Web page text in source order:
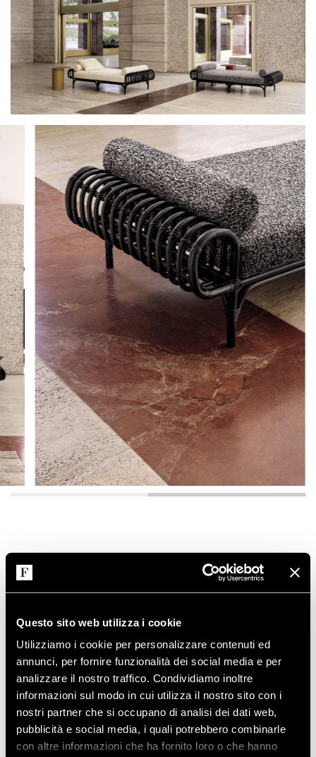
Questo sito web utilizza i cookie
Utilizziamo i cookie per personalizzare contenuti ed
annunci, per fornire funzionalità dei social media e per
analizzare il nostro traffico. Condividiamo inoltre
informazioni sul modo in cui utilizza il nostro sito con i
nostri partner che si occupano di analisi dei dati web,
pubblicità e social media, i quali potrebbero combinarle
con altre informazioni che ha fornito loro o che hanno
Con il nuovo Daybed Pan, Gordon Guillaumier rende
omaggio ai grandi classici del design reinterpretano
dell’artigianato italiano degli anni ’50 e ’60.
Divertissement e memoria si fondo in questo pezzo,
in cui il materiale naturale viene piegato a vapore per
raggiungere la curvatura desiderata e poi tinto scuro,
per entrare in dialogo con gli scenari indoor
contemporanei. Con la sua forma avvolgente e il
susseguirsi delle centine laterali, il daybed Pan è
l’esito di una minuziosa manualità: la sua forma bold